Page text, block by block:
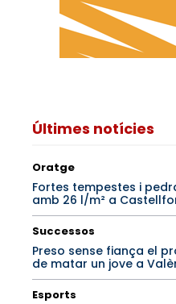
Últimes notícies
Oratge
Fortes tempestes i
amb 26 l/m² a
Successos
Preso sense fiança el
de matar un jove a
Esports